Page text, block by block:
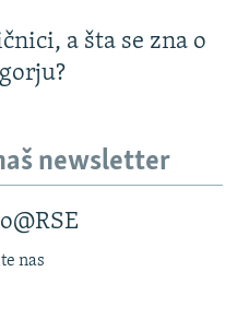
a šta se zna o
newsletter
nas